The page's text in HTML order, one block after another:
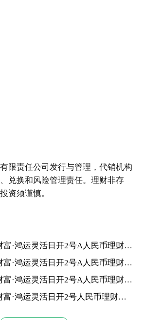
限责任公司发行与管理，代销机构
兑换和风险管理责任。 理财非存
资须谨慎。
中邮理财邮银财富·鸿运灵活日开2号A人民币理财产品发行公告
中邮理财邮银财富·鸿运灵活日开2号A人民币理财产品净值公告
中邮理财邮银财富·鸿运灵活日开2号A人民币理财产品投资管理报告（2026年二季度暨半年度）
中邮理财邮银财富·鸿运灵活日开2号人民币理财产品业绩比较基准调整公告-2301UO002A